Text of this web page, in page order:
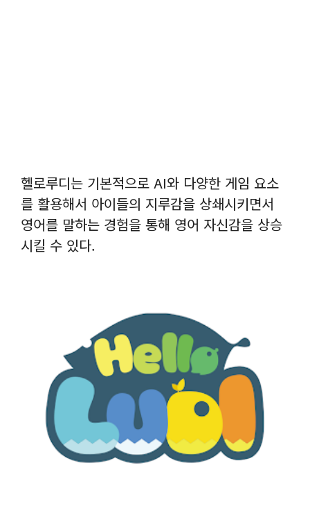
헬로루디는 기본적으로 AI와 다양한 게임 요소
를 활용해서 아이들의 지루감을 상쇄시키면서
영어를 말하는 경험을 통해 영어 자신감을 상승
시킬 수 있다.